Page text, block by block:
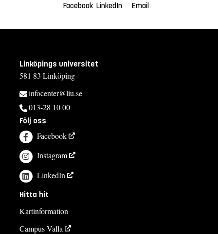
Facebook LinkedIn Email
Linköpings universitet
581 83 Linköping
infocenter@liu.se
013-28 10 00
Följ oss
Facebook
Instagram
LinkedIn
Hitta hit
Kartinformation
Campus Valla